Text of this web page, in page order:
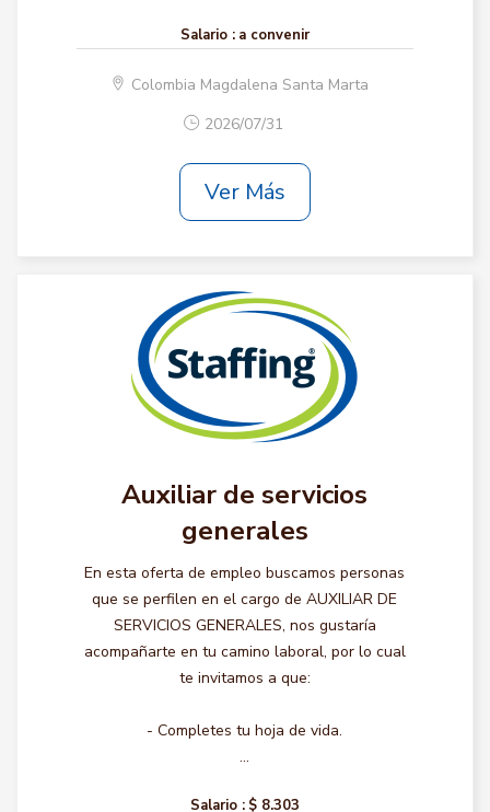
Salario : a convenir
Colombia Magdalena Santa Marta
2026/07/31
Ver Más
Auxiliar de servicios
generales
En esta oferta de empleo buscamos personas
que se perfilen en el cargo de AUXILIAR DE
SERVICIOS GENERALES, nos gustaría
acompañarte en tu camino laboral, por lo cual
te invitamos a que:
- Completes tu hoja de vida.
...
Salario : $ 8.303